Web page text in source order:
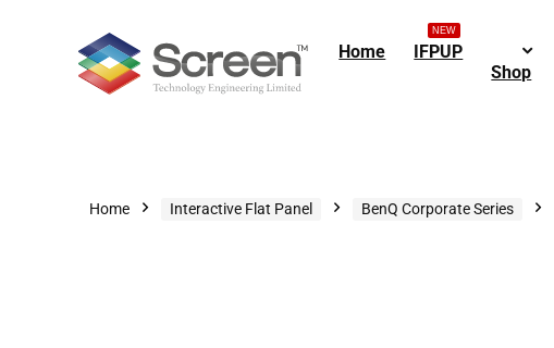
Home
NEW
IFPUP
Shop
Home Interactive Flat Panel BenQ Corporate Series